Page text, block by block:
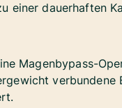
einer dauerhaften
Magenbypass-
verbundene